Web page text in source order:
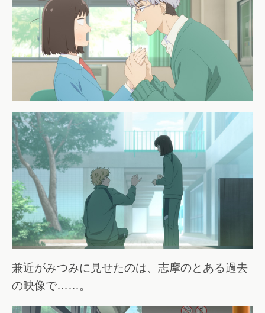
兼近がみつみに見せたのは、志摩のとある過去
の映像で……。